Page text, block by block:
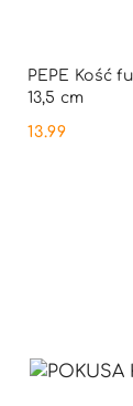
PEPE Kość
13,5 cm
Cena:
13.99